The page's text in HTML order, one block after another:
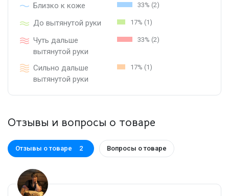
Близко к коже 33% (2)
До вытянутой руки 17% (1)
Чуть дальше
вытянутой руки
33% (2)
Сильно дальше
вытянутой руки
17% (1)
Отзывы и вопросы о товаре
Отзывы о товаре 2 Вопросы о товаре